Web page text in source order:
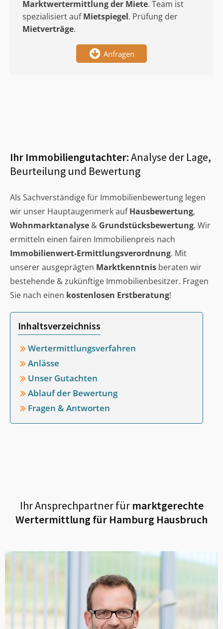
Marktwertermittlungder Miete. Team ist
spezialisiert aufMietspiegel. Prüfung der
Mietverträge.
Anfragen
Ihr Immobiliengutachter:Analyse der Lage,
Beurteilung und Bewertung
Als Sachverständige für Immobilienbewertung legen
wir unser Hauptaugenmerk aufHausbewertung,
Wohnmarktanalyse & Grundstücksbewertung. Wir
ermitteln einen fairen Immobilienpreis nach
Immobilienwert-Ermittlungsverordnung. Mit
unserer ausgeprägten Marktkenntnis beraten wir
bestehende & zukünftige Immobilienbesitzer. Fragen
Sie nach einen kostenlosen Erstberatung!
Inhaltsverzeichniss
Wertermittlungsverfahren
Anlässe
Unser Gutachten
Ablauf der Bewertung
Fragen & Antworten
Ihr Ansprechpartner fürmarktgerechte
Wertermittlung für Hamburg Hausbruch